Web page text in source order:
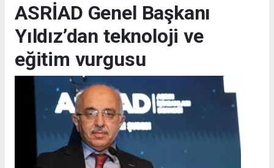
ASRİAD Genel Başkanı
Yıldız’dan teknoloji ve
eğitim vurgusu